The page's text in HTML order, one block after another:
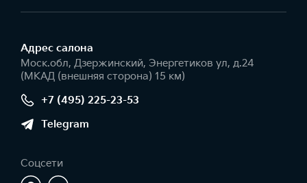
Адрес салонa
Моск.обл, Дзержинский, Энергетиков ул, д.24
(МКАД (внешняя сторона) 15 км)
+7 (495) 225-23-53
Telegram
Соцсети